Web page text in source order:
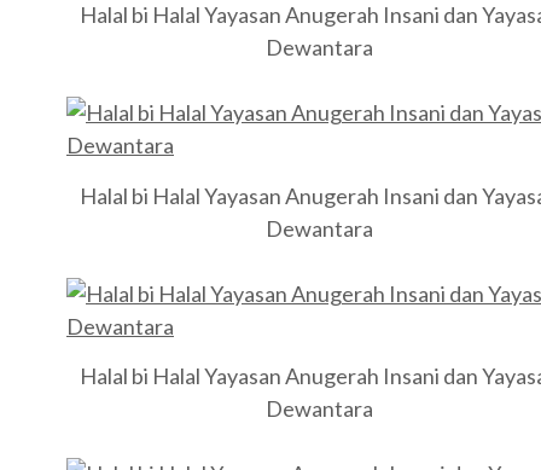
Halal bi Halal Yayasan Anugerah Insani dan
Dewantara
Halal bi Halal Yayasan Anugerah Insani dan
Dewantara
Halal bi Halal Yayasan Anugerah Insani dan
Dewantara